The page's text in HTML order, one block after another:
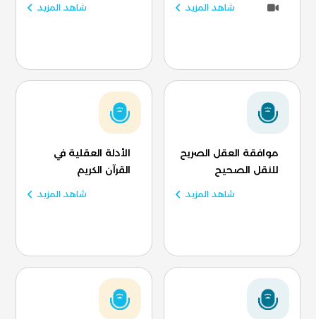
شاهد المزيد شاهد المزيد
موافقة العقل الصريح
للنقل الصحيح
شاهد المزيد
الأدلة العقلية في
القرآن الكريم
شاهد المزيد